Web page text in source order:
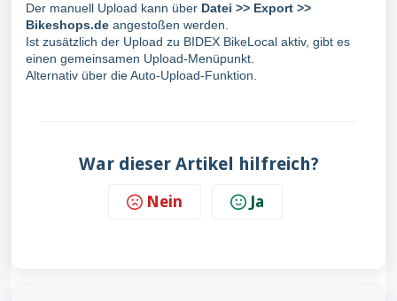
Der manuell Upload kann über Datei >> Export >>
Bikeshops.de angestoßen werden.
Ist zusätzlich der Upload zu BIDEX BikeLocal aktiv, gibt es
einen gemeinsamen Upload-Menüpunkt.
Alternativ über die Auto-Upload-Funktion.
War dieser Artikel hilfreich?
Nein Ja